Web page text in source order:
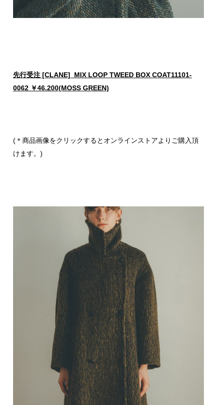
先行受注 [CLANE] MIX LOOP TWEED BOX COAT11101-
0062 ￥46.200(MOSS GREEN)
(＊商品画像をクリックするとオンラインストアよりご購入頂
けます。)